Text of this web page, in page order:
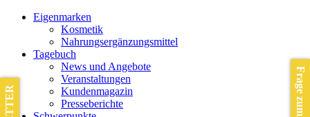
Eigenmarken
Kosmetik
Nahrungsergänzungsmittel
Tagebuch
News und Angebote
Veranstaltungen
Kundenmagazin
Presseberichte